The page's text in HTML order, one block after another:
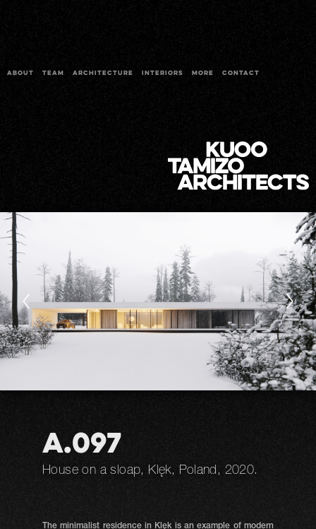
ABOUT TEAM ARCHITECTURE INTERIORS MORE CONTACT
A.097
House on a sloap, Klęk, Poland, 2020.
The minimalist residence in Klęk is an example of modern